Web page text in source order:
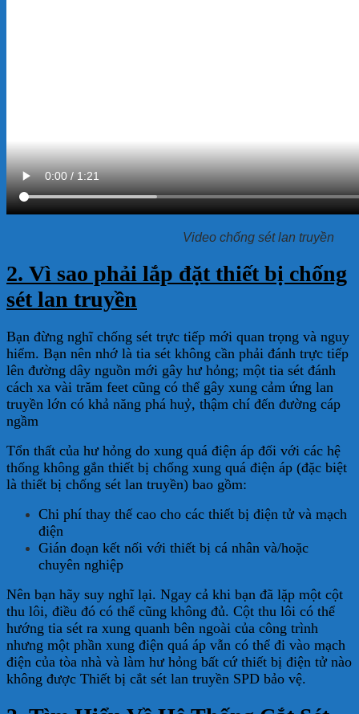
Video chống sét lan truyền
2. Vì sao phải lắp đặt thiết bị chống
sét lan truyền
Bạn đừng nghĩ chống sét trực tiếp mới quan trọng và nguy
hiểm. Bạn nên nhớ là tia sét không cần phải đánh trực tiếp
lên đường dây nguồn mới gây hư hỏng; một tia sét đánh
cách xa vài trăm feet cũng có thể gây xung cảm ứng lan
truyền lớn có khả năng phá huỷ, thậm chí đến đường cáp
ngầm
Tổn thất của hư hỏng do xung quá điện áp đối với các hệ
thống không gắn thiết bị chống xung quá điện áp (đặc biệt
là thiết bị chống sét lan truyền) bao gồm:
Chi phí thay thế cao cho các thiết bị điện tử và mạch
điện
Gián đoạn kết nối với thiết bị cá nhân và/hoặc
chuyên nghiệp
Nên bạn hãy suy nghĩ lại. Ngay cả khi bạn đã lặp một cột
thu lôi, điều đó có thể cũng không đủ. Cột thu lôi có thể
hướng tia sét ra xung quanh bên ngoài của công trình
nhưng một phần xung điện quá áp vẫn có thể đi vào mạch
điện của tòa nhà và làm hư hỏng bất cứ thiết bị điện tử nào
không được Thiết bị cắt sét lan truyền SPD bảo vệ.